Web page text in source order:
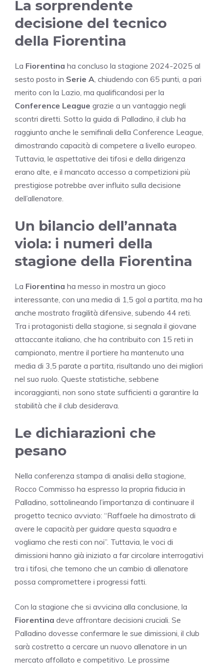
La sorprendente
decisione del tecnico
della Fiorentina
La Fiorentina ha concluso la stagione 2024-2025 al
sesto posto in Serie A , chiudendo con 65 punti, a pari
merito con la Lazio, ma qualificandosi per la
Conference League grazie a un vantaggio negli
scontri diretti. Sotto la guida di Palladino, il club ha
raggiunto anche le semifinali della Conference League,
dimostrando capacità di competere a livello europeo.
Tuttavia, le aspettative dei tifosi e della dirigenza
erano alte, e il mancato accesso a competizioni più
prestigiose potrebbe aver influito sulla decisione
dell’allenatore.
Un bilancio dell’annata
viola: i numeri della
stagione della Fiorentina
La Fiorentina ha messo in mostra un gioco
interessante, con una media di 1,5 gol a partita, ma ha
anche mostrato fragilità difensive, subendo 44 reti.
Tra i protagonisti della stagione, si segnala il giovane
attaccante italiano, che ha contribuito con 15 reti in
campionato, mentre il portiere ha mantenuto una
media di 3,5 parate a partita, risultando uno dei migliori
nel suo ruolo. Queste statistiche, sebbene
incoraggianti, non sono state sufficienti a garantire la
stabilità che il club desiderava.
Le dichiarazioni che
pesano
Nella conferenza stampa di analisi della stagione,
Rocco Commisso ha espresso la propria fiducia in
Palladino, sottolineando l’importanza di continuare il
progetto tecnico avviato: “Raffaele ha dimostrato di
avere le capacità per guidare questa squadra e
vogliamo che resti con noi”. Tuttavia, le voci di
dimissioni hanno già iniziato a far circolare interrogativi
tra i tifosi, che temono che un cambio di allenatore
possa compromettere i progressi fatti.
Con la stagione che si avvicina alla conclusione, la
Fiorentina deve affrontare decisioni cruciali. Se
Palladino dovesse confermare le sue dimissioni, il club
sarà costretto a cercare un nuovo allenatore in un
mercato affollato e competitivo. Le prossime